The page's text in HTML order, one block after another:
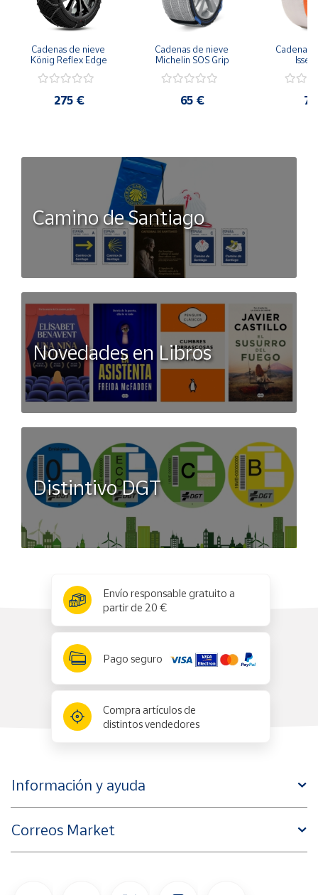
Cadenas de nieve
König Reflex Edge
275 €
Cadenas de nieve
Michelin SOS Grip
65 €
Cadena
Isse
Camino de Santiago
Novedades en Libros
Distintivo DGT
Envío responsable gratuito a
partir de 20 €
Pago seguro
Compra artículos de
distintos vendedores
Información y ayuda
Correos Market